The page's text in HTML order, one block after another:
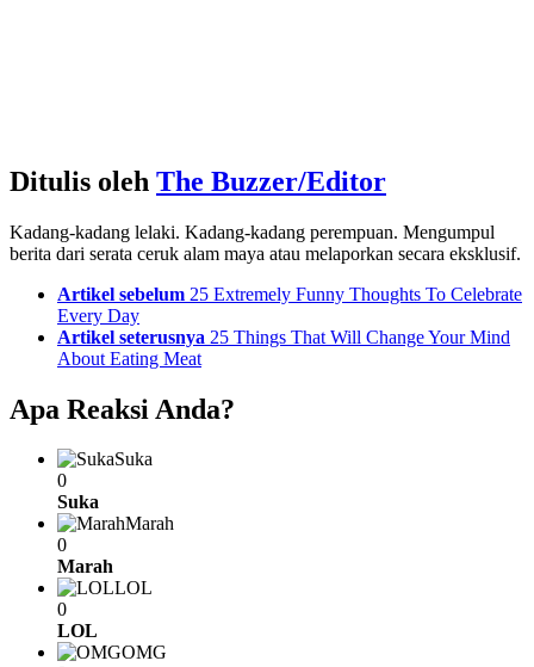
Ditulis oleh The Buzzer/Editor
Kadang-kadang lelaki. Kadang-kadang perempuan. Mengumpul
berita dari serata ceruk alam maya atau melaporkan secara eksklusif.
Artikel sebelum 25 Extremely Funny Thoughts To Celebrate
Every Day
Artikel seterusnya 25 Things That Will Change Your Mind
About Eating Meat
Apa Reaksi Anda?
Suka
0
Suka
Marah
0
Marah
LOL
0
LOL
OMG